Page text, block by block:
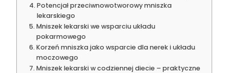
Potencjał przeciwnowotworowy mniszka
lekarskiego
Mniszek lekarski we wsparciu układu
pokarmowego
Korzeń mniszka jako wsparcie dla nerek i układu
moczowego
Mniszek lekarski w codziennej diecie – praktyczne